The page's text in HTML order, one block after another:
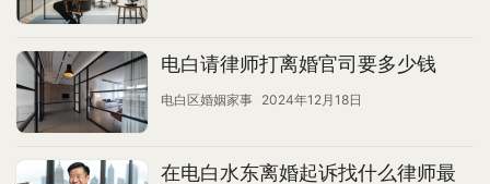
电白请律师打离婚官司要多少钱
电白区婚姻家事 2024年12月18日
在电白水东离婚起诉找什么律师最